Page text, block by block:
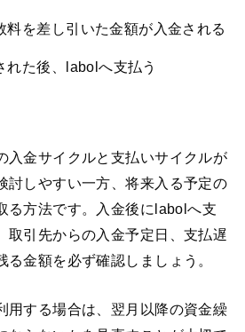
料を差し引いた金額が入金される
れた後、labolへ支払う
入金サイクルと支払いサイクルが
討しやすい一方、将来入る予定の
る方法です。入金後にlabolへ支
取引先からの入金予定日、支払遅
金額を必ず確認しましょう。
用する場合は、翌月以降の資金繰